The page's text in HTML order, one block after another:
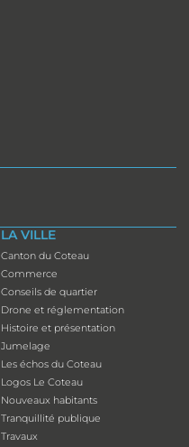
LA VILLE
Canton du Coteau
Commerce
Conseils de quartier
Drone et réglementation
Histoire et présentation
Jumelage
Les échos du Coteau
Logos Le Coteau
Nouveaux habitants
Tranquillité publique
Travaux